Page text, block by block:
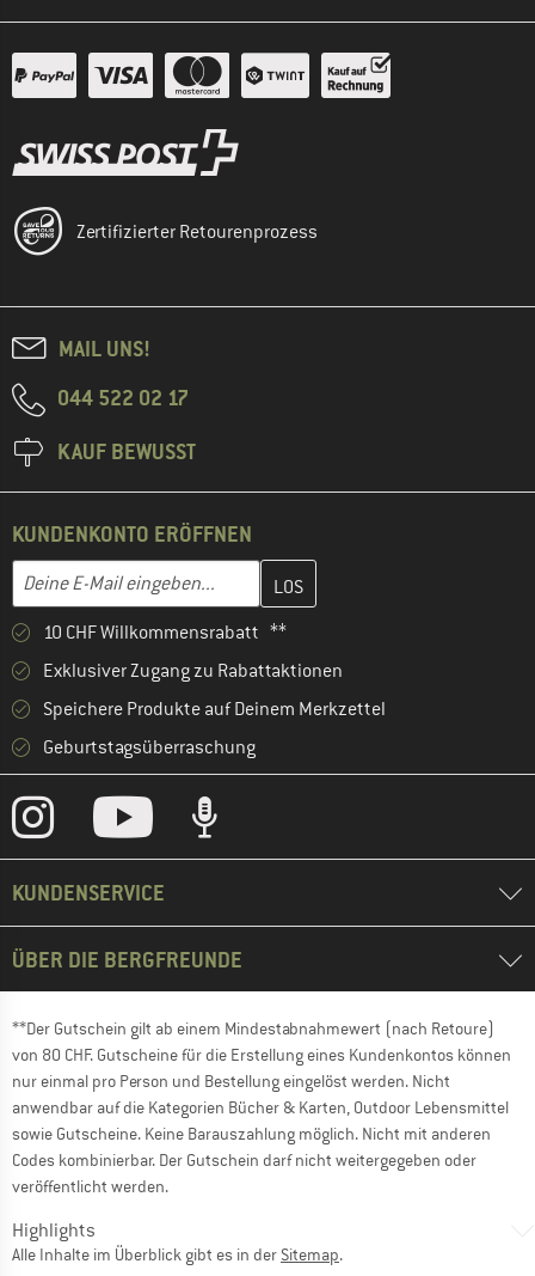
Zertifizierter Retourenprozess
MAIL UNS!
044 522 02 17
KAUF BEWUSST
KUNDENKONTO ERÖFFNEN
E-Mail-Adresse
Gib hier deine E-Mail-Adresse ein und erstelle im nächsten
10 CHF Willkommensrabatt **
Exklusiver Zugang zu Rabattaktionen
Speichere Produkte auf Deinem Merkzettel
Geburtstagsüberraschung
KUNDENSERVICE
ÜBER DIE BERGFREUNDE
**Der Gutschein gilt ab einem Mindestabnahmewert (nach Retoure)
von 80 CHF. Gutscheine für die Erstellung eines Kundenkontos können
nur einmal pro Person und Bestellung eingelöst werden. Nicht
anwendbar auf die Kategorien Bücher & Karten, Outdoor Lebensmittel
sowie Gutscheine. Keine Barauszahlung möglich. Nicht mit anderen
Codes kombinierbar. Der Gutschein darf nicht weitergegeben oder
veröffentlicht werden.
Highlights
Alle Inhalte im Überblick gibt es in der Sitemap.